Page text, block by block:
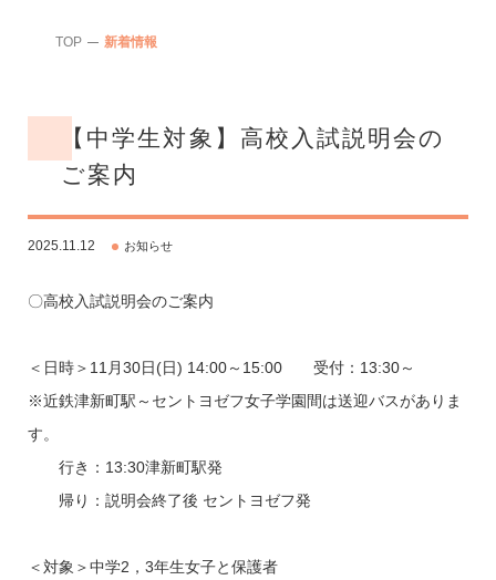
TOP 新着情報
【中学生対象】高校入試説明会の
ご案内
2025.11.12 お知らせ
〇高校入試説明会のご案内
＜日時＞11月30日(日) 14:00～15:00 受付：13:30～
※近鉄津新町駅～セントヨゼフ女子学園間は送迎バスがありま
す。
行き：13:30津新町駅発
帰り：説明会終了後 セントヨゼフ発
＜対象＞中学2，3年生女子と保護者